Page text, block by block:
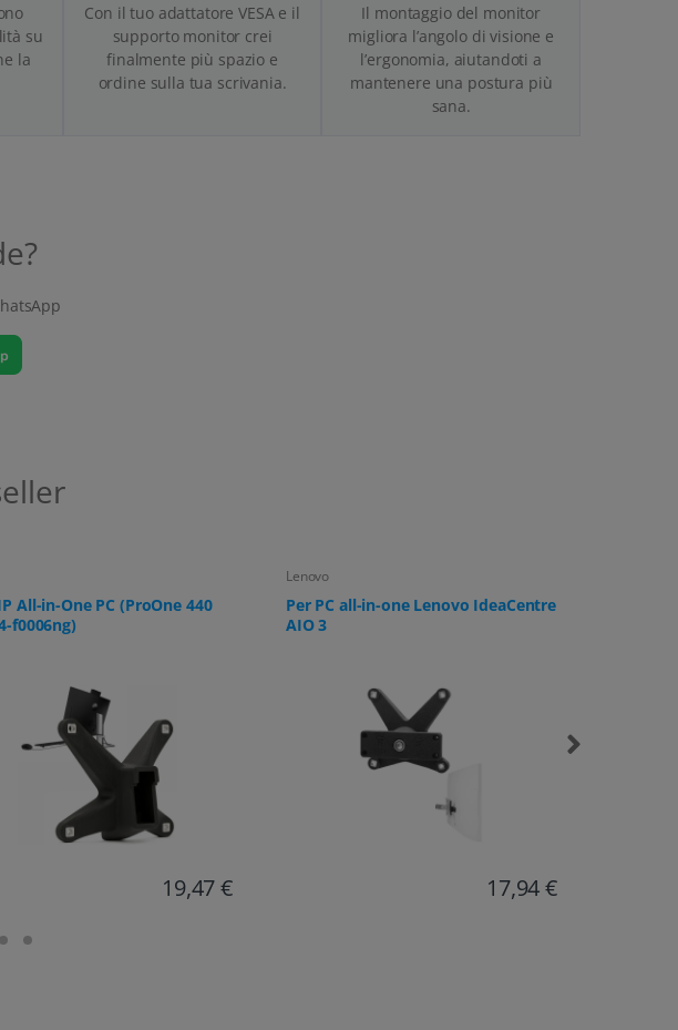
su
la
Con il tuo adattatore VESA e il
supporto monitor crei
finalmente più spazio e
ordine sulla tua scrivania.
Il montaggio del monitor
migliora l’angolo di visione e
l’ergonomia, aiutandoti a
mantenere una postura più
sana.
All-in-One PC (ProOne 440
f0006ng)
19,47 €
Lenovo
Per PC all-in-one Lenovo IdeaCentre
AIO 3
17,94 €